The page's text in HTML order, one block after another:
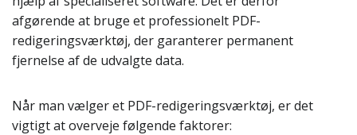
afgørende at bruge et professionelt PDF-
redigeringsværktøj, der garanterer permanent
fjernelse af de udvalgte data.
Når man vælger et PDF-redigeringsværktøj, er det
vigtigt at overveje følgende faktorer: